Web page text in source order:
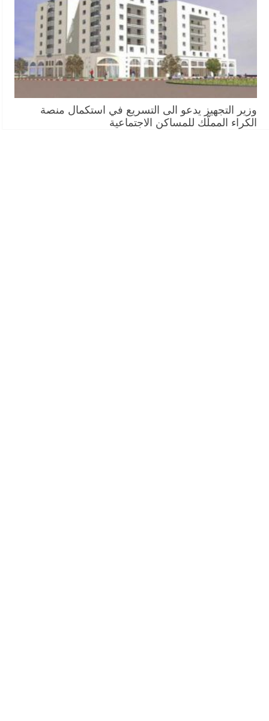
وزير التجهيز يدعو الى التسريع في استكمال منصة
الكراء المملّك للمساكن الاجتماعية